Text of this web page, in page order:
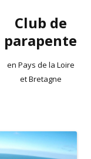
Club de
parapente
en Pays de la Loire
et Bretagne